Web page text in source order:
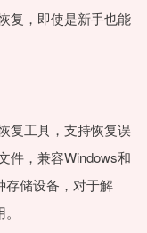
复，即使是新手也能
复工具，支持恢复误
件，兼容Windows和
存储设备，对于解